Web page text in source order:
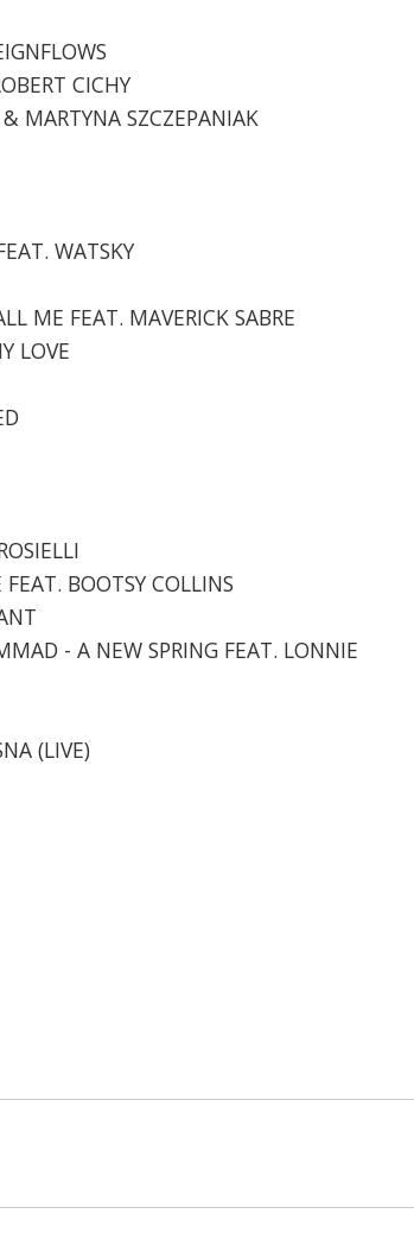
CICHY
MARTYNA SZCZEPANIAK
WATSKY
ME FEAT. MAVERICK SABRE
LOVE
BOOTSY COLLINS
- A NEW SPRING FEAT. LONNIE
(LIVE)